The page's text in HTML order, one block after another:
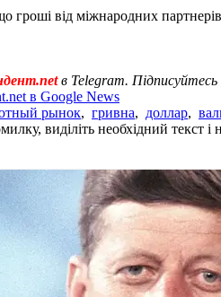
гроші від міжнародних партнерів
в Telegram.
в Google News
рынок, гривна, доллар,
виділіть необхідний текст